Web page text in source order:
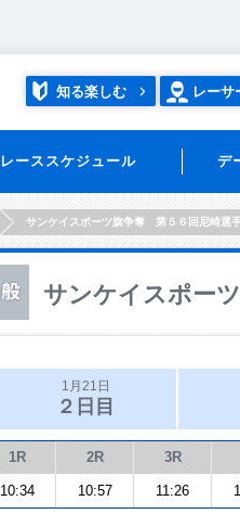
知る楽しむ レーサ
レーススケジュール デ
サンケイスポーツ旗争奪 第５６回尼崎選
サンケイスポー
1月21日
２日目
1R 2R 3R
10:34 10:57 11:26